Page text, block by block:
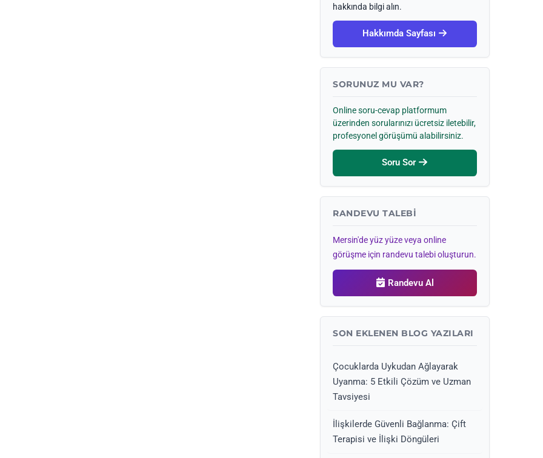
hakkında bilgi alın.
Hakkımda Sayfası
SORUNUZ MU VAR?
Online soru-cevap platformum
üzerinden sorularınızı ücretsiz iletebilir,
profesyonel görüşümü alabilirsiniz.
Soru Sor
RANDEVU TALEBI
Mersin'de yüz yüze veya online
görüşme için randevu talebi oluşturun.
Randevu Al
SON EKLENEN BLOG YAZILARI
Çocuklarda Uykudan Ağlayarak
Uyanma: 5 Etkili Çözüm ve Uzman
Tavsiyesi
İlişkilerde Güvenli Bağlanma: Çift
Terapisi ve İlişki Döngüleri